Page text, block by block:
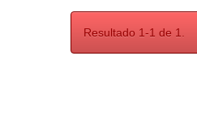
Resultado 1-1 de 1.